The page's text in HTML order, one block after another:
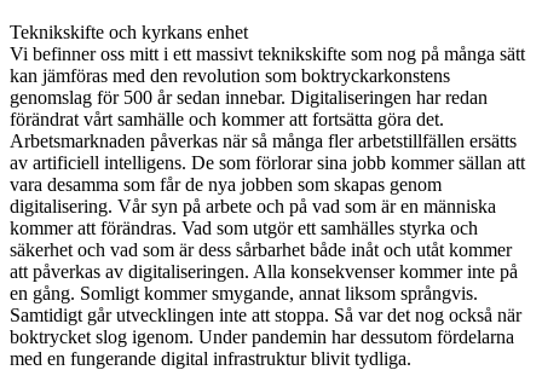
Teknikskifte och kyrkans enhet
Vi befinner oss mitt i ett massivt teknikskifte som nog på många sätt
kan jämföras med den revolution som boktryckarkonstens
genomslag för 500 år sedan innebar. Digitaliseringen har redan
förändrat vårt samhälle och kommer att fortsätta göra det.
Arbetsmarknaden påverkas när så många fler arbetstillfällen ersätts
av artificiell intelligens. De som förlorar sina jobb kommer sällan att
vara desamma som får de nya jobben som skapas genom
digitalisering. Vår syn på arbete och på vad som är en människa
kommer att förändras. Vad som utgör ett samhälles styrka och
säkerhet och vad som är dess sårbarhet både inåt och utåt kommer
att påverkas av digitaliseringen. Alla konsekvenser kommer inte på
en gång. Somligt kommer smygande, annat liksom språngvis.
Samtidigt går utvecklingen inte att stoppa. Så var det nog också när
boktrycket slog igenom. Under pandemin har dessutom fördelarna
med en fungerande digital infrastruktur blivit tydliga.